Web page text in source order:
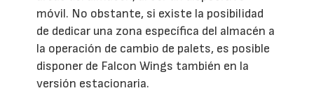
móvil. No obstante, si existe la posibilidad
de dedicar una zona específica del almacén a
la operación de cambio de palets, es posible
disponer de Falcon Wings también en la
versión estacionaria.